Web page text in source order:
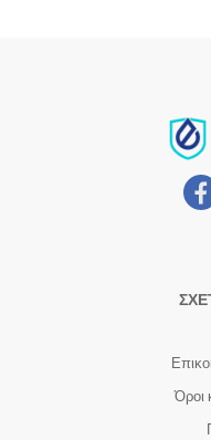
Όροι